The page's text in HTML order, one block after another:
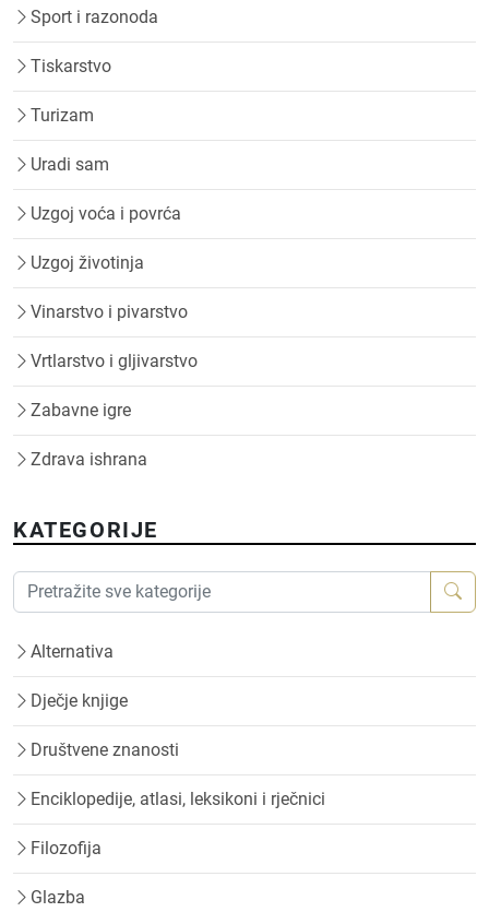
Sport i razonoda
Tiskarstvo
Turizam
Uradi sam
Uzgoj voća i povrća
Uzgoj životinja
Vinarstvo i pivarstvo
Vrtlarstvo i gljivarstvo
Zabavne igre
Zdrava ishrana
KATEGORIJE
Alternativa
Dječje knjige
Društvene znanosti
Enciklopedije, atlasi, leksikoni i rječnici
Filozofija
Glazba